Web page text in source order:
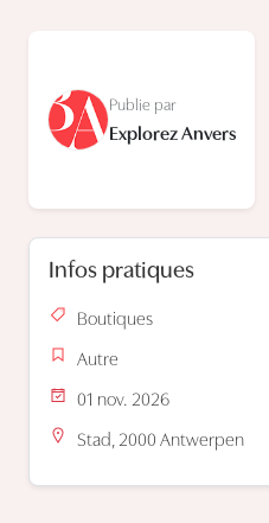
Publie par
Explorez Anvers
Infos pratiques
Boutiques
Autre
01 nov. 2026
Stad, 2000 Antwerpen